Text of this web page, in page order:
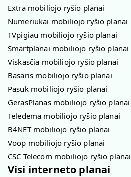
Extra mobiliojo ryšio planai
Numeriukai mobiliojo ryšio planai
TVpigiau mobiliojo ryšio planai
Smartplanai mobiliojo ryšio planai
Viskasčia mobiliojo ryšio planai
Basaris mobiliojo ryšio planai
Pasuk mobiliojo ryšio planai
GerasPlanas mobiliojo ryšio planai
Teledema mobiliojo ryšio planai
B4NET mobiliojo ryšio planai
Voop mobiliojo ryšio planai
CSC Telecom mobiliojo ryšio planai
Visi interneto planai